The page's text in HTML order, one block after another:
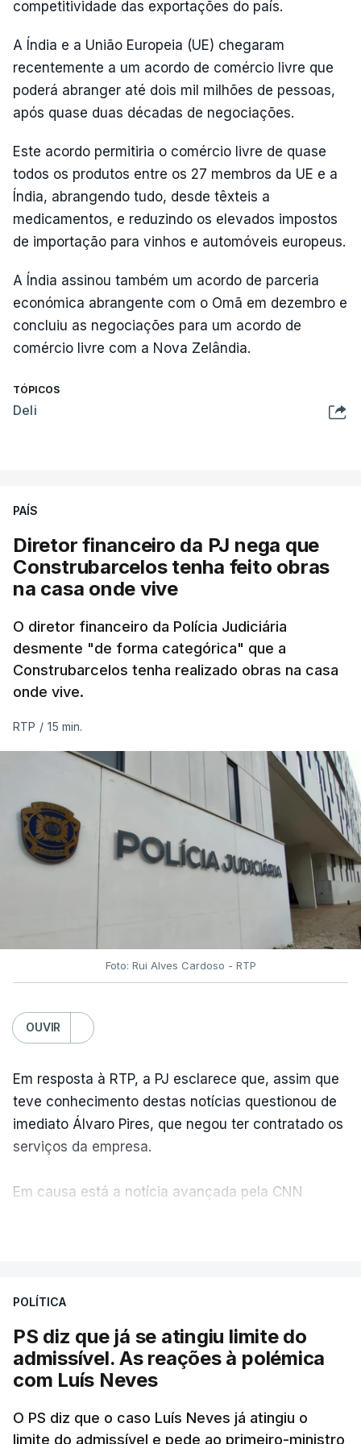
competitividade das exportações do país.
A Índia e a União Europeia (UE) chegaram
recentemente a um acordo de comércio livre que
poderá abranger até dois mil milhões de pessoas,
após quase duas décadas de negociações.
Este acordo permitiria o comércio livre de quase
todos os produtos entre os 27 membros da UE e a
Índia, abrangendo tudo, desde têxteis a
medicamentos, e reduzindo os elevados impostos
de importação para vinhos e automóveis europeus.
A Índia assinou também um acordo de parceria
económica abrangente com o Omã em dezembro e
concluiu as negociações para um acordo de
comércio livre com a Nova Zelândia.
TÓPICOS
Deli
PAÍS
Diretor financeiro da PJ nega que
Construbarcelos tenha feito obras
na casa onde vive
O diretor financeiro da Polícia Judiciária
desmente "de forma categórica" que a
Construbarcelos tenha realizado obras na casa
onde vive.
RTP / 15 min.
Foto: Rui Alves Cardoso - RTP
OUVIR
Em resposta à RTP, a PJ esclarece que, assim que
teve conhecimento destas notícias questionou de
imediato Álvaro Pires, que negou ter contratado os
serviços da empresa.
Em causa está a notícia avançada pela CNN
abertura de qualquer processo disciplinar, por não
ter qualquer elemento que indicie a realização
dessas obras.
POLÍTICA
PS diz que já se atingiu limite do
admissível. As reações à polémica
com Luís Neves
O PS diz que o caso Luís Neves já atingiu o
limite do admissível e pede ao primeiro-ministro